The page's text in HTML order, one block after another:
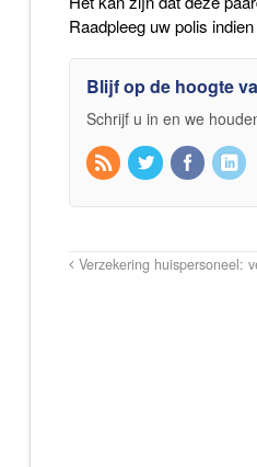
Raadpleeg uw polis
Blijf op de hoogte
Schrijf u in en we
Verzekering huispersoneel: